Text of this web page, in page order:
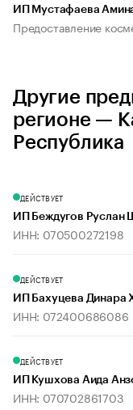
ИП Мустафаева
Предоставление
Другие
регионе —
Республика
ДЕЙСТВУЕТ
ИП Беждугов Руслан
ИНН: 070500272198
ДЕЙСТВУЕТ
ИП Бахуцева Динара
ИНН: 072400686086
ДЕЙСТВУЕТ
ИП Кушхова Аида
ИНН: 070702861703